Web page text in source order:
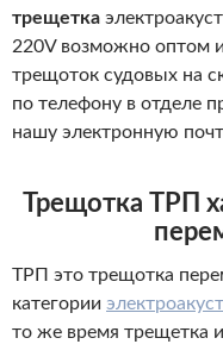
трещетка
220V возможно оптом
трещоток судовых на
по телефону в отделе
нашу электронную
Трещотка ТРП
ТРП это трещотка
категории
то же время трещетка